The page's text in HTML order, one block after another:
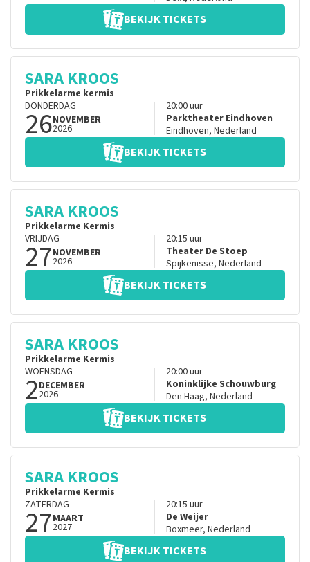
BEKIJK TICKETS
SARA KROOS
Prikkelarme kermis
DONDERDAG
26NOVEMBER
2026
20:00uur
Parktheater Eindhoven
Eindhoven, Nederland
BEKIJK TICKETS
SARA KROOS
Prikkelarme Kermis
VRIJDAG
27NOVEMBER
2026
20:15 uur
Theater De Stoep
Spijkenisse, Nederland
BEKIJK TICKETS
SARA KROOS
Prikkelarme Kermis
WOENSDAG
2DECEMBER
2026
20:00uur
Koninklijke Schouwburg
Den Haag, Nederland
BEKIJK TICKETS
SARA KROOS
Prikkelarme Kermis
ZATERDAG
27MAART
2027
20:15 uur
De Weijer
Boxmeer, Nederland
BEKIJK TICKETS